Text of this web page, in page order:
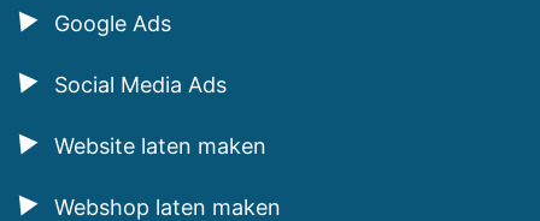
Google Ads
Social Media Ads
Website laten maken
Webshop laten maken